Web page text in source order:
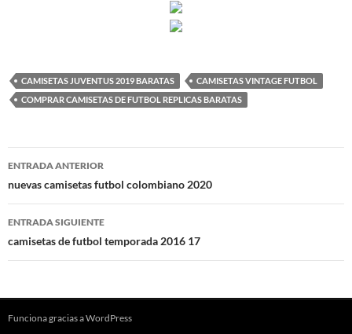
CAMISETAS JUVENTUS 2019 BARATAS
CAMISETAS VINTAGE FUTBOL
COMPRAR CAMISETAS DE FUTBOL REPLICAS BARATAS
Navegación
de
entradas
ENTRADA ANTERIOR
nuevas camisetas futbol colombiano 2020
ENTRADA SIGUIENTE
camisetas de futbol temporada 2016 17
Funciona gracias a WordPress